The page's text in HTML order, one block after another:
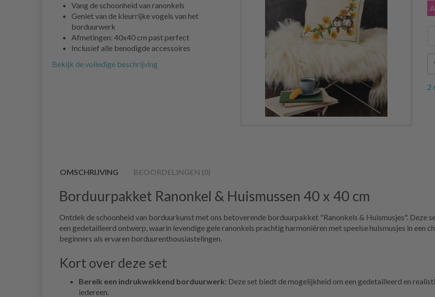
Vang de schoonheid van ranonkels
Geniet van de kleurrijke vogels van het
borduurwerk
Afmetingen: 40x40 cm past perfect
Inclusief alle benodigde accessoires
Bekijk de volledige beschrijving
2
OMSCHRIJVING BEOORDELINGEN (0)
Borduurpakket Ranonkel & Huismussen 40 x 40 cm
Ontdek de schoonheid van borduurkunst met ons betoverende borduurpakket "Ranonkels & Huismusjes". Deze
een gedetailleerd ontwerp, waarin levendige gele ranonkels prachtig harmoniëren met speelse huismusjes in een
beginners als ervaren borduurenthousiastelingen.
Kort over deze set
Bereik een indrukwekkend borduurwerk: Deze set biedt de mogelijkheid om een gedetailleerd en
iedereen.